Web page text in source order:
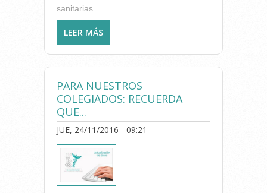
sa­ni­­­tarias.
LEER MÁS
RECIBE EN LA VII GALA DE LA
POR SU DESTACADA
TRAYECTORIA COMO
PARA NUESTROS
COLEGIADOS: RECUERDA
QUE...
JUE, 24/11/2016 - 09:21